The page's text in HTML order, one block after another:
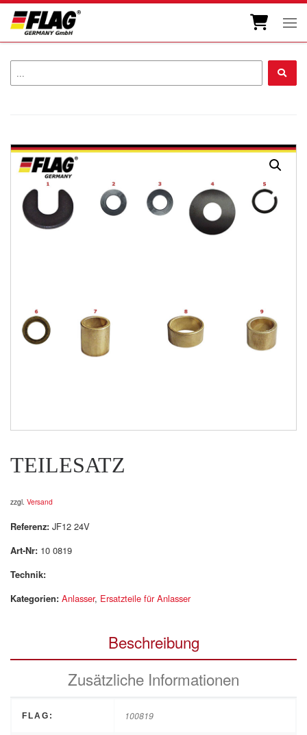
Zum Inhalt springen
TEILESATZ
zzgl. Versand
Referenz: JF12 24V
Art-Nr: 10 0819
Technik:
Kategorien: Anlasser, Ersatzteile für Anlasser
Beschreibung
Zusätzliche Informationen
FLAG: 100819